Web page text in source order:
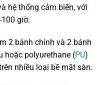
hệ thống cảm biến, với
giờ.
2 bánh chính và 2 bánh
hoặc polyurethane (PU)
nhiều loại bề mặt sàn.